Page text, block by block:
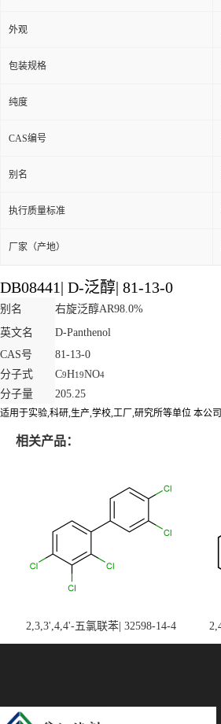
外观
包装规格
纯度
CAS编号
别名
执行质量标准
厂家（产地）
DB08441| D-泛醇| 81-13-0
别名
右旋泛醇AR98.0%
英文名
D-Panthenol
CAS号
81-13-0
分子式
C9H19NO4
分子量 205.25
适用于实验,科研,生产,学校,工厂,研究所等单位 本公
相关产品：
2,3,3',4,4'-五氯联苯| 32598-14-4